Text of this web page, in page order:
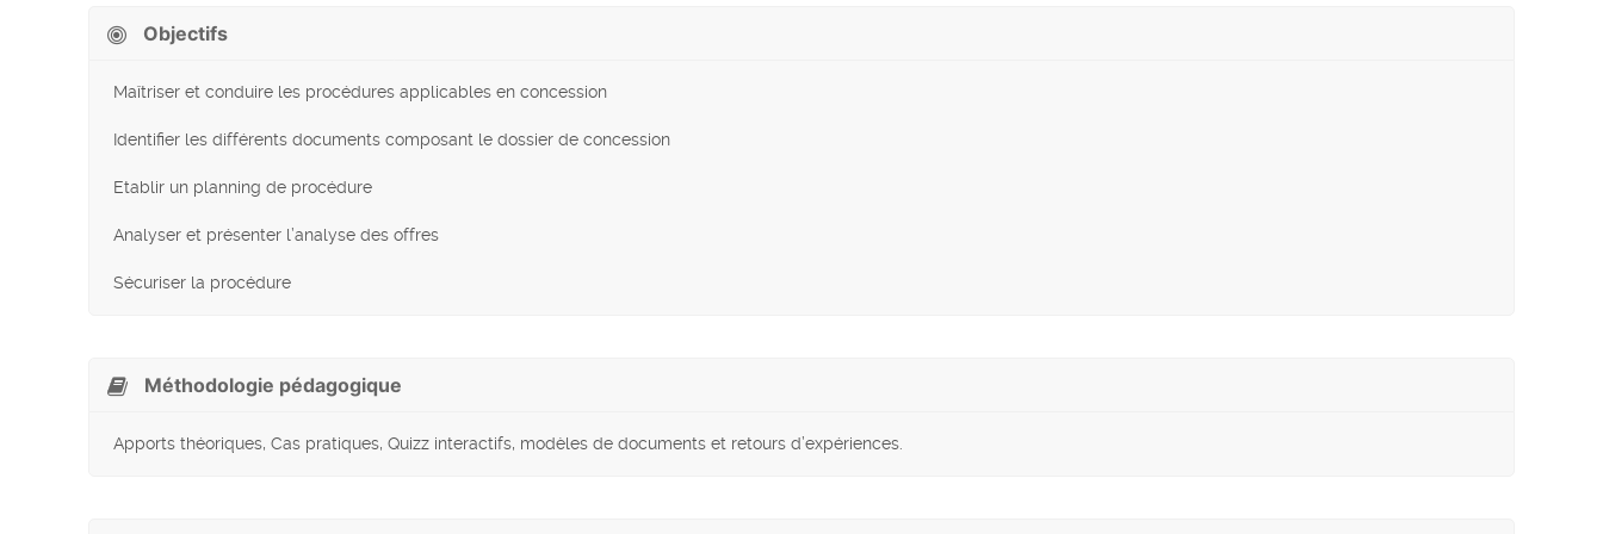
Objectifs
Maîtriser et conduire les procédures applicables en concession
Identifier les différents documents composant le dossier de concession
Etablir un planning de procédure
Analyser et présenter l’analyse des offres
Sécuriser la procédure
Méthodologie pédagogique
Apports théoriques, Cas pratiques, Quizz interactifs, modèles de documents et retours d’expériences.